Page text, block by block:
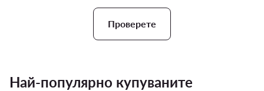
Проверете
Най-популярно купуваните